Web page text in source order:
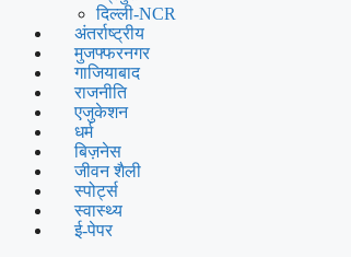
दिल्ली-NCR
अंतर्राष्ट्रीय
मुजफ्फरनगर
गाजियाबाद
राजनीति
एजुकेशन
धर्म
बिज़नेस
जीवन शैली
स्पोर्ट्स
स्वास्थ्य
ई-पेपर